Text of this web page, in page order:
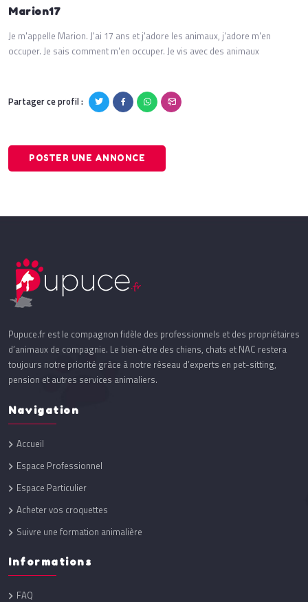
Marion17
Je m'appelle Marion. J'ai 17 ans et j'adore les animaux, j'adore m'en
occuper. Je sais comment m'en occuper. Je vis avec des animaux
Partager ce profil :
POSTER UNE ANNONCE
Pupuce.fr est le compagnon fidèle des professionnels et des propriétaires
d’animaux de compagnie. Le bien-être des chiens, chats et NAC restera
toujours notre priorité grâce à notre réseau d’experts en pet-sitting,
pension et autres services animaliers.
Navigation
Accueil
Espace Professionnel
Espace Particulier
Acheter vos croquettes
Suivre une formation animalière
Informations
FAQ